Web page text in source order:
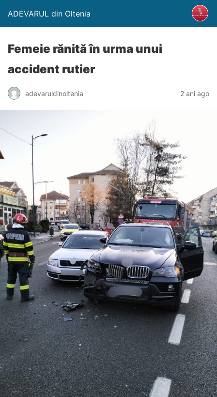
ADEVARUL din Oltenia
Femeie rănită în urma unui
accident rutier
adevaruldinoltenia 2 ani ago